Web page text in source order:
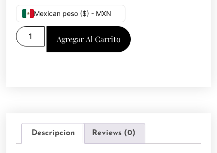
Mexican peso ($) - MXN
Agregar Al Carrito
Descripcion Reviews (0)